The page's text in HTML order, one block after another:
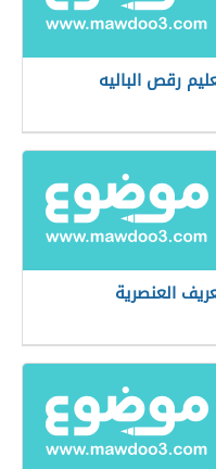
رقص الباليه
العنصرية